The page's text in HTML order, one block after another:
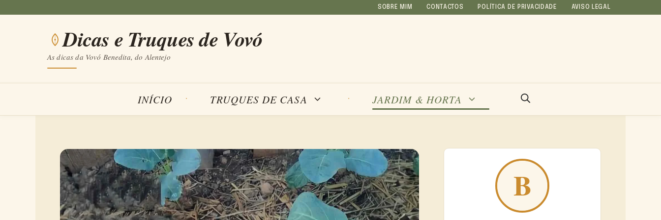
conteúdo
SOBRE MIM CONTACTOS POLÍTICA DE PRIVACIDADE AVISO LEGAL
Dicas e Truques de Vovó
As dicas da Vovó Benedita, do Alentejo
INÍCIO TRUQUES DE CASA JARDIM & HORTA